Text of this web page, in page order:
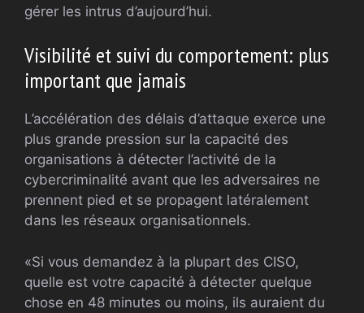
gérer les intrus d’aujourd’hui.
Visibilité et suivi du comportement: plus
important que jamais
L’accélération des délais d’attaque exerce une
plus grande pression sur la capacité des
organisations à détecter l’activité de la
cybercriminalité avant que les adversaires ne
prennent pied et se propagent latéralement
dans les réseaux organisationnels.
«Si vous demandez à la plupart des CISO,
quelle est votre capacité à détecter quelque
chose en 48 minutes ou moins, ils auraient du